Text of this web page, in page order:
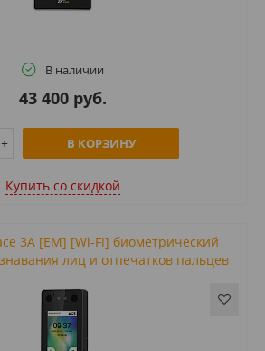
В наличии
43 400 руб.
В КОРЗИНУ
Купить cо скидкой
3A [EM] [Wi-Fi] биометрический
лиц и отпечатков пальцев